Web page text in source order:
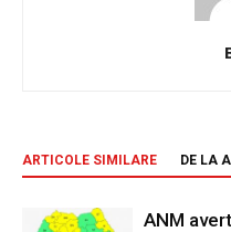
ARTICOLE SIMILARE DE LA
ANM